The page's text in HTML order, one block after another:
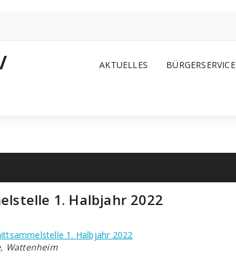
AKTUELLES BÜRGERSERVICE
1. Halbjahr 2022
1. Halbjahr 2022
Wattenheim